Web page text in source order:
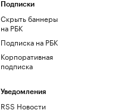
Подписки
Скрыть баннеры
на РБК
Подписка на РБК
Корпоративная
подписка
Уведомления
RSS Новости